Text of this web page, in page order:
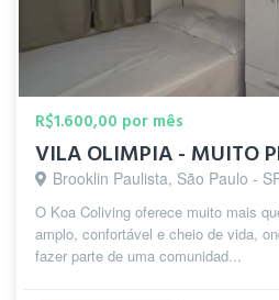
R$1.600,00 por mês
Brooklin Paulista, São Paulo -
O Koa Coliving oferece muito mais
amplo, confortável e cheio de vida,
fazer parte de uma comunidad...